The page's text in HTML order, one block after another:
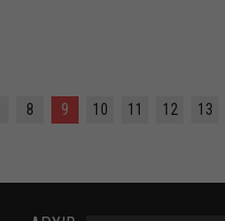
8 9 10 11 12 13